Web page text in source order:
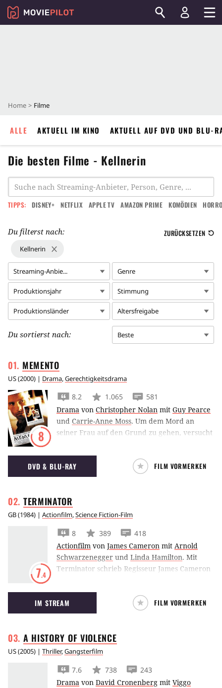
Home Filme
ALLE AKTUELL IM KINO AKTUELL AUF DVD UND BLU-
Die besten Filme - Kellnerin
TIPPS: DISNEY+ NETFLIX APPLE TV AMAZON PRIME KOMÖDIEN
Du filterst nach: ZURÜCKSETZEN
Kellnerin
Streaming-Anbie... Genre
Produktionsjahr Stimmung
Produktionsländer Altersfreigabe
Du sortierst nach: Beste
MEMENTO
US(2000) | Drama,Gerechtigkeitsdrama
8
8.2 1.065
581
Drama von Christopher Nolan mit Guy Pearce
und Carrie-Anne Moss. Um dem Mord an
seiner Frau auf den Grund zu gehen, versucht
zurückzuerinnern wie möglich. Nicht leicht,
wenn man unter chronischem
Gedächtnisverlust leidet.
DVD & BLU-RAY FILM VORMERKEN
TERMINATOR
GB(1984) | Actionfilm,Science Fiction-Film
7.4
8 389
418
Actionfilm von James Cameron mit Arnold
Schwarzenegger und Linda Hamilton. Mit
Terminator schrieb Regisseur James Cameron
der terminator, der durch die Zeit zurück
geschickt wird, um den zukünftigen
Rebellenführer auszuschalten.
IM STREAM FILM VORMERKEN
A HISTORY OF VIOLENCE
US(2005) | Thriller,Gangsterfilm
7.6 738
243
Drama von David Cronenberg mit Viggo